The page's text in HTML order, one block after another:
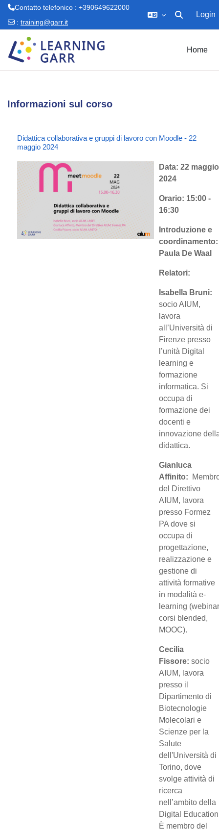
Contatto telefonico : +390649622000
: training@garr.it Attiva/
Login
Home
Informazioni sul corso
Didattica collaborativa e gruppi di lavoro con Moodle - 22
maggio 2024
Data: 22 maggio
2024
Orario: 15:00 -
16:30
Introduzione e
coordinamento:
Paula De Waal
Relatori:
Isabella Bruni:
socio AIUM,
lavora
all’Università di
Firenze presso
l’unità Digital
learning e
formazione
informatica. Si
occupa di
formazione dei
docenti e
innovazione
didattica.
Gianluca
Affinito:
del Direttivo
AIUM, lavora
presso Formez
PA dove si
occupa di
progettazione,
realizzazione e
gestione di
attività formative
in modalità e-
learning
corsi blended,
MOOC).
Cecilia
Fissore: socio
AIUM, lavora
presso il
Dipartimento di
Biotecnologie
Molecolari e
Scienze per la
Salute
dell'Università di
Torino, dove
svolge attività di
ricerca
nell’ambito della
Digital
È membro del